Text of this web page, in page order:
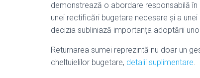
demonstrează o abordare responsabilă
unei rectificări bugetare necesare și a
decizia subliniază importanța adoptării
Returnarea sumei reprezintă nu doar un
cheltuielilor bugetare, detalii suplimentare.